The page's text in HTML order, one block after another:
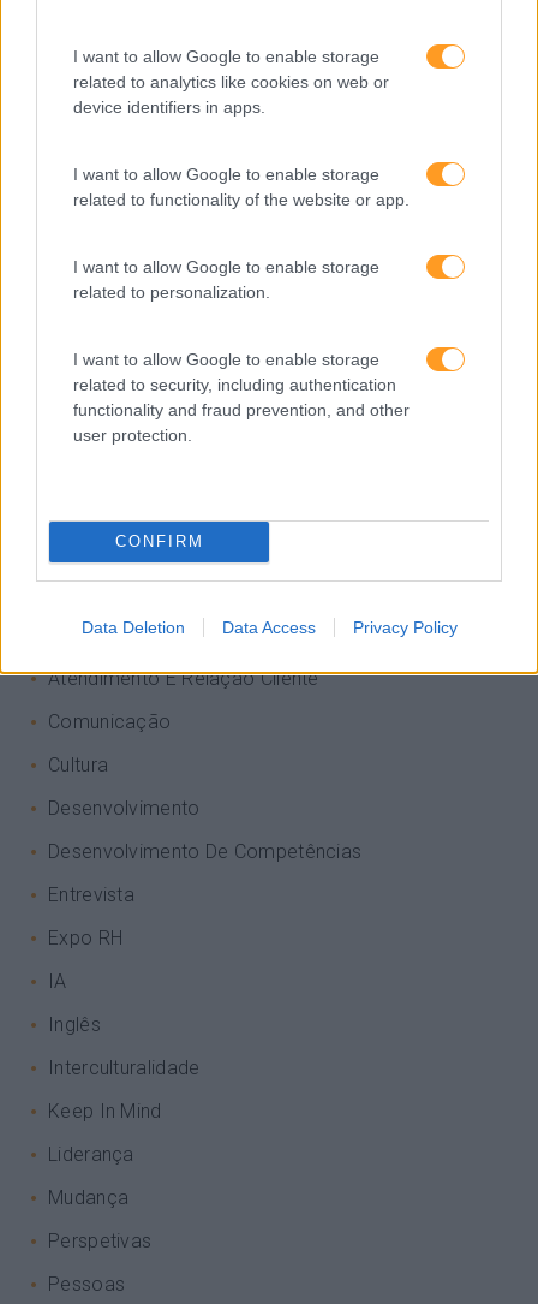
I want to allow Google to enable storage
related to analytics like cookies on web or
device identifiers in apps.
I want to allow Google to enable storage
related to functionality of the website or app.
I want to allow Google to enable storage
related to personalization.
I want to allow Google to enable storage
related to security, including authentication
functionality and fraud prevention, and other
user protection.
CONFIRM
Data Deletion Data Access Privacy Policy
Novas Ferramentas De
Trabalho Na Investigação:
Entre A Velocidade E O
Energia Para O Regresso
Ao Escritório
Pesquisa
Categorias Blog
Artigo De Opinião
Atendimento E Relação Cliente
Comunicação
Cultura
Desenvolvimento
Desenvolvimento De Competências
Entrevista
Expo RH
IA
Inglês
Interculturalidade
Keep In Mind
Liderança
Mudança
Perspetivas
Pessoas